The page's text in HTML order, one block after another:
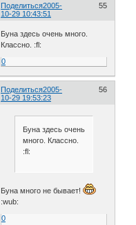
Поделиться 55
2005-
10-29 10:43:51
Буна здесь очень много.
Классно. :fl:
0
Поделиться 56
2005-
10-29 19:53:23
Буна здесь очень
много. Классно.
:fl:
Буна много не бывает!
:wub:
0